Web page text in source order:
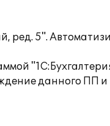
5".
данного ПП и